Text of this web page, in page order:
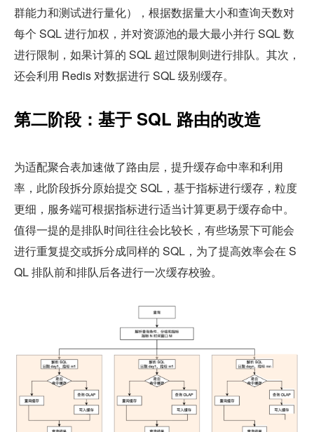
群能力和测试进行量化），根据数据量大小和查询天数对
每个 SQL 进行加权，并对资源池的最大最小并行 SQL 数
进行限制，如果计算的 SQL 超过限制则进行排队。其次，
还会利用 Redis 对数据进行 SQL 级别缓存。
第二阶段：基于 SQL 路由的改造
为适配聚合表加速做了路由层，提升缓存命中率和利用
率，此阶段拆分原始提交 SQL，基于指标进行缓存，粒度
更细，服务端可根据指标进行适当计算更易于缓存命中。
值得一提的是排队时间往往会比较长，有些场景下可能会
进行重复提交或拆分成同样的 SQL，为了提高效率会在 S
QL 排队前和排队后各进行一次缓存校验。